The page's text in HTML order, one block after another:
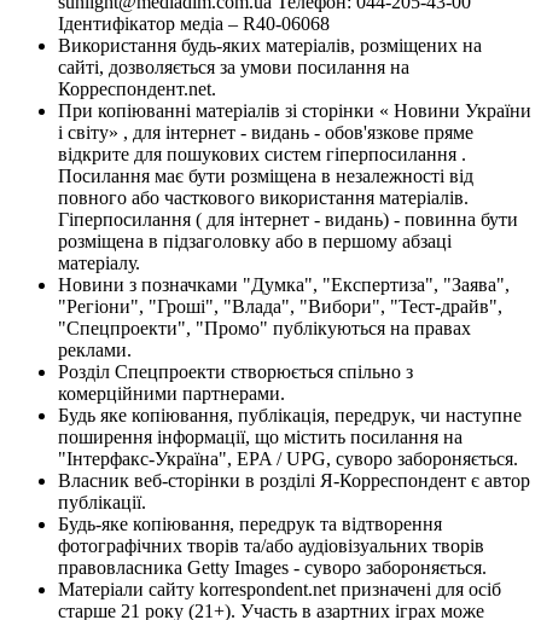
Ідентифікатор медіа – R40-06068
Використання будь-яких матеріалів, розміщених на
сайті, дозволяється за умови посилання на
Корреспондент.net.
При копіюванні матеріалів зі сторінки « Новини України
і світу» , для інтернет - видань - обов'язкове пряме
відкрите для пошукових систем гіперпосилання .
Посилання має бути розміщена в незалежності від
повного або часткового використання матеріалів.
Гіперпосилання ( для інтернет - видань) - повинна бути
розміщена в підзаголовку або в першому абзаці
матеріалу.
Новини з позначками "Думка", "Експертиза", "Заява",
"Регіони", "Гроші", "Влада", "Вибори", "Тест-драйв",
"Спецпроекти", "Промо" публікуються на правах
реклами.
Розділ Спецпроекти створюється спільно з
комерційними партнерами.
Будь яке копіювання, публікація, передрук, чи наступне
поширення інформації, що містить посилання на
"Інтерфакс-Україна", EPA / UPG, суворо забороняється.
Власник веб-сторінки в розділі Я-Корреспондент є автор
публікації.
Будь-яке копіювання, передрук та відтворення
фотографічних творів та/або аудіовізуальних творів
правовласника Getty Images - суворо забороняється.
Матеріали сайту korrespondent.net призначені для осіб
старше 21 року (21+). Участь в азартних іграх може